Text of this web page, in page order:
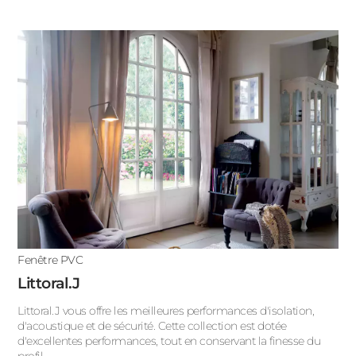
Fenêtre PVC
Littoral.J
Littoral.J vous offre les meilleures performances d'isolation,
d'acoustique et de sécurité. Cette collection est dotée
d'excellentes performances, tout en conservant la finesse du